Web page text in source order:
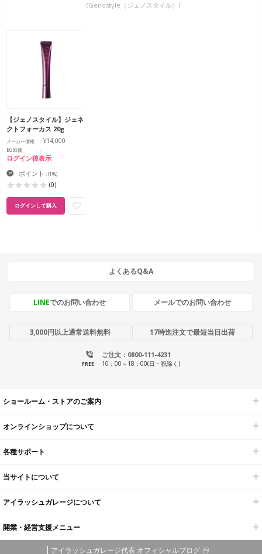
(Genostyle（ジェノスタイル）)
【ジェノスタイル】ジェネ
クトフォーカス 20g
メーカー価格 ¥14,000
EG卸価
ログイン後表示
ポイント :(1%)
(0)
ログインして購入
よくあるQ&A
LINEでのお問い合わせ メールでのお問い合わせ
3,000円以上通常送料無料 17時迄注文で最短当日出荷
ご注文：0800-111-4231
FREE 10：00～18：00(日・祝除く)
ショールーム・ストアのご案内
オンラインショップについて
各種サポート
当サイトについて
アイラッシュガレージについて
開業・経営支援メニュー
アイラッシュガレージ代表 オフィシャルブログ